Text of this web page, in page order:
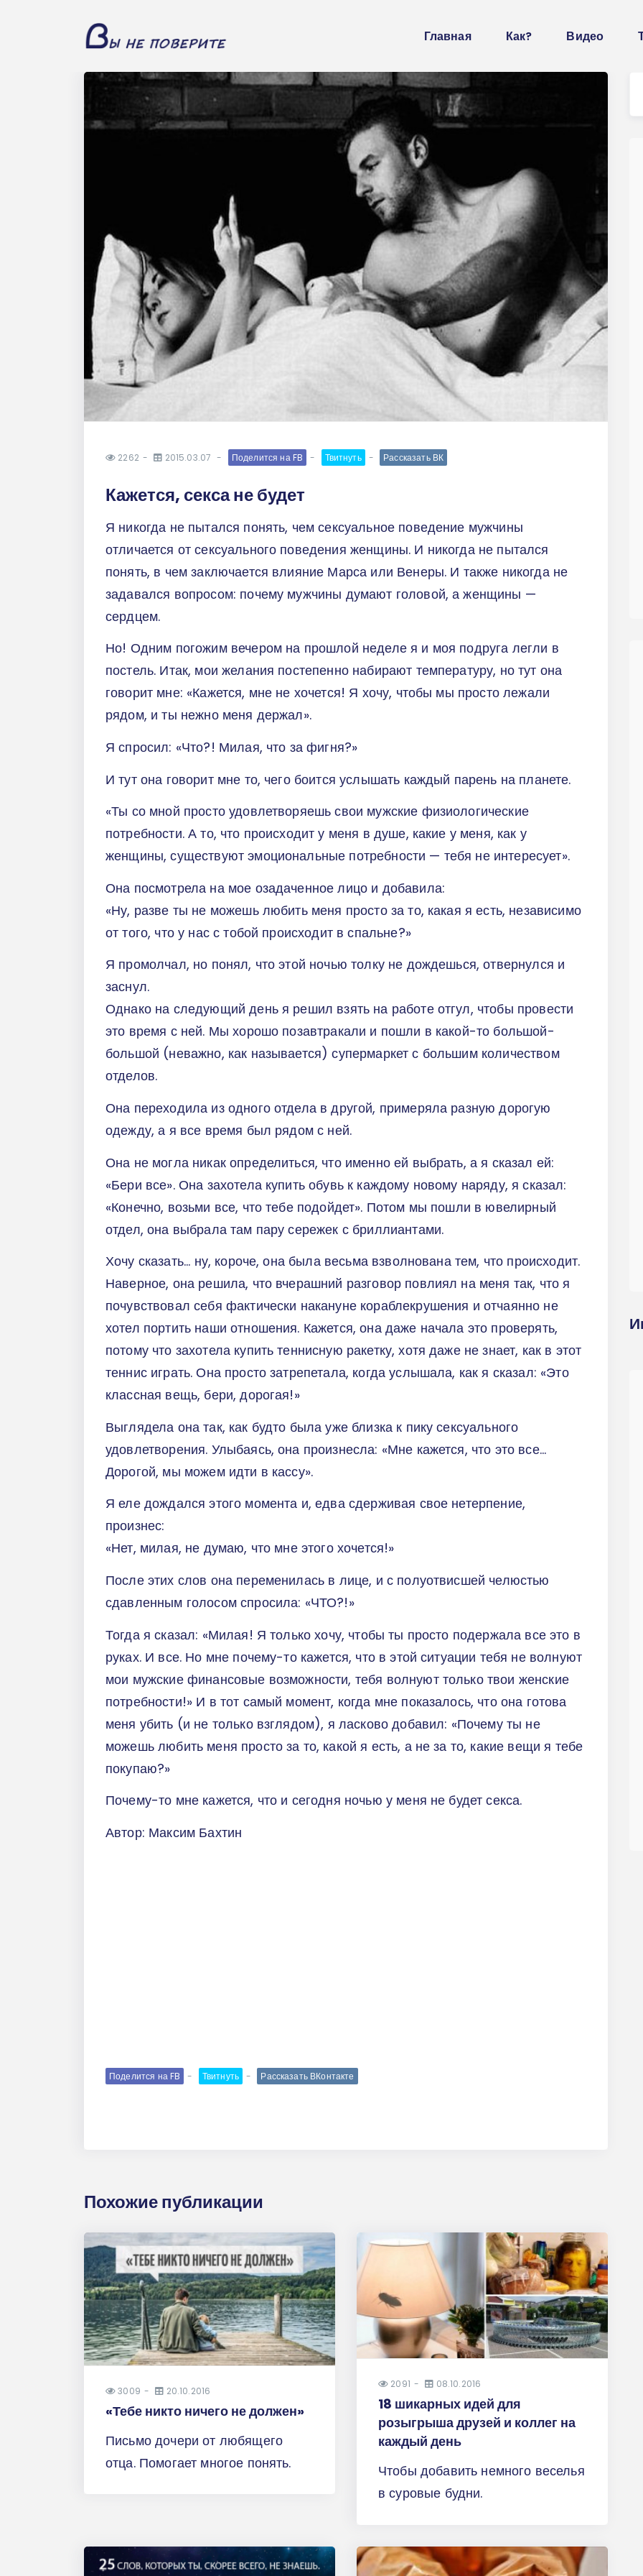
Главная Как? Видео
2262 2015.03.07 Поделится на FB Твитнуть Рассказать ВК
Кажется, секса не будет
Я никогда не пытался понять, чем сексуальное поведение мужчины
отличается от сексуального поведения женщины. И никогда не пытался
понять, в чем заключается влияние Марса или Венеры. И также никогда не
задавался вопросом: почему мужчины думают головой, а женщины —
сердцем.
Но! Одним погожим вечером на прошлой неделе я и моя подруга легли в
постель. Итак, мои желания постепенно набирают температуру, но тут она
говорит мне: «Кажется, мне не хочется! Я хочу, чтобы мы просто лежали
рядом, и ты нежно меня держал».
Я спросил: «Что?! Милая, что за фигня?»
И тут она говорит мне то, чего боится услышать каждый парень на планете.
«Ты со мной просто удовлетворяешь свои мужские физиологические
потребности. А то, что происходит у меня в душе, какие у меня, как у
женщины, существуют эмоциональные потребности — тебя не интересует».
Она посмотрела на мое озадаченное лицо и добавила:
«Ну, разве ты не можешь любить меня просто за то, какая я есть, независимо
от того, что у нас с тобой происходит в спальне?»
Я промолчал, но понял, что этой ночью толку не дождешься, отвернулся и
заснул.
Однако на следующий день я решил взять на работе отгул, чтобы провести
это время с ней. Мы хорошо позавтракали и пошли в какой-то большой-
большой (неважно, как называется) супермаркет с большим количеством
отделов.
Она переходила из одного отдела в другой, примеряла разную дорогую
одежду, а я все время был рядом с ней.
Она не могла никак определиться, что именно ей выбрать, а я сказал ей:
«Бери все». Она захотела купить обувь к каждому новому наряду, я сказал:
«Конечно, возьми все, что тебе подойдет». Потом мы пошли в ювелирный
отдел, она выбрала там пару сережек с бриллиантами.
Хочу сказать... ну, короче, она была весьма взволнована тем, что происходит.
Наверное, она решила, что вчерашний разговор повлиял на меня так, что я
почувствовал себя фактически накануне кораблекрушения и отчаянно не
хотел портить наши отношения. Кажется, она даже начала это проверять,
потому что захотела купить теннисную ракетку, хотя даже не знает, как в этот
теннис играть. Она просто затрепетала, когда услышала, как я сказал: «Это
классная вещь, бери, дорогая!»
Выглядела она так, как будто была уже близка к пику сексуального
удовлетворения. Улыбаясь, она произнесла: «Мне кажется, что это все...
Дорогой, мы можем идти в кассу».
Я еле дождался этого момента и, едва сдерживая свое нетерпение,
произнес:
«Нет, милая, не думаю, что мне этого хочется!»
После этих слов она переменилась в лице, и с полуотвисшей челюстью
сдавленным голосом спросила: «ЧТО?!»
Тогда я сказал: «Милая! Я только хочу, чтобы ты просто подержала все это в
руках. И все. Но мне почему-то кажется, что в этой ситуации тебя не волнуют
мои мужские финансовые возможности, тебя волнуют только твои женские
потребности!» И в тот самый момент, когда мне показалось, что она готова
меня убить (и не только взглядом), я ласково добавил: «Почему ты не
можешь любить меня просто за то, какой я есть, а не за то, какие вещи я тебе
покупаю?»
Почему-то мне кажется, что и сегодня ночью у меня не будет секса.
Автор: Максим Бахтин
Поделится на FB Твитнуть Рассказать ВКонтакте
Похожие публикации
3009 20.10.2016
«Тебе никто ничего не должен»
Письмо дочери от любящего
отца. Помогает многое понять.
2091 08.10.2016
18 шикарных идей для
розыгрыша друзей и коллег на
каждый день
Чтобы добавить немного веселья
в суровые будни.